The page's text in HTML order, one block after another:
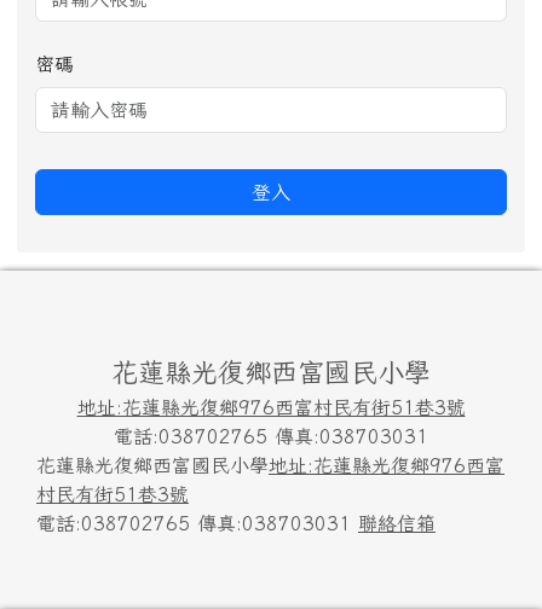
密碼
登入
頁尾區域內容
花蓮縣光復鄉西富國民小學
地址:花蓮縣光復鄉976西富村民有街51巷3號
電話:038702765 傳真:038703031
花蓮縣光復鄉西富國民小學地址:花蓮縣光復鄉976西富
村民有街51巷3號
電話:038702765 傳真:038703031 聯絡信箱